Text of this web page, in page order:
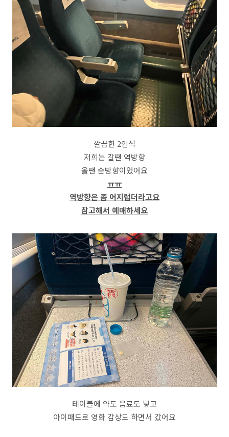
깔끔한 2인석
저희는 갈땐 역방향
올땐 순방향이었어요
ㅠㅠ
역방향은 좀 어지럽더라고요
참고해서 예매하세요
테이블에 약도 음료도 넣고
아이패드로 영화 감상도 하면서 갔어요